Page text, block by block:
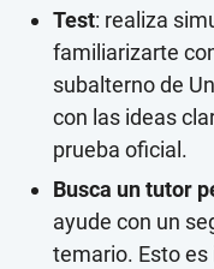
Test: realiza
familiarizarte
subalterno de
con las ideas
prueba oficial.
Busca un tutor
ayude con un
temario. Esto es